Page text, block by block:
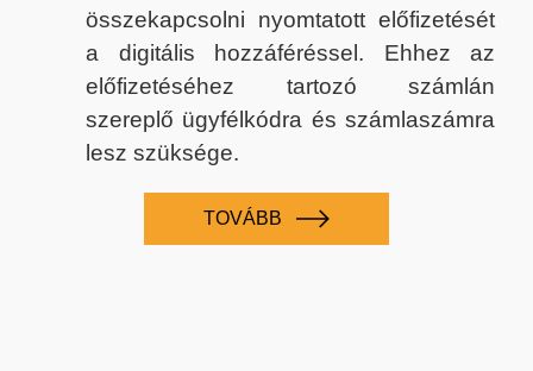
összekapcsolni nyomtatott előfizetését
a digitális hozzáféréssel. Ehhez az
előfizetéséhez tartozó számlán
szereplő ügyfélkódra és számlaszámra
lesz szüksége.
TOVÁBB